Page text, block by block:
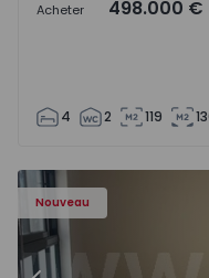
Acheter 498.000 €
4 2 119
Nouveau
- 15
Appartement T3